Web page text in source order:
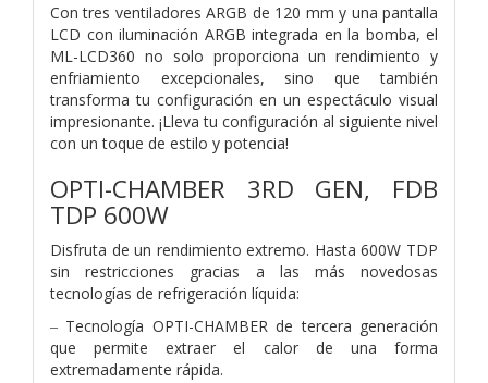
Con tres ventiladores ARGB de 120 mm y una pantalla
LCD con iluminación ARGB integrada en la bomba, el
ML-LCD360 no solo proporciona un rendimiento y
enfriamiento excepcionales, sino que también
transforma tu configuración en un espectáculo visual
impresionante. ¡Lleva tu configuración al siguiente nivel
con un toque de estilo y potencia!
OPTI-CHAMBER 3RD GEN, FDB
TDP 600W
Disfruta de un rendimiento extremo. Hasta 600W TDP
sin restricciones gracias a las más novedosas
tecnologías de refrigeración líquida:
‒ Tecnología OPTI-CHAMBER de tercera generación
que permite extraer el calor de una forma
extremadamente rápida.